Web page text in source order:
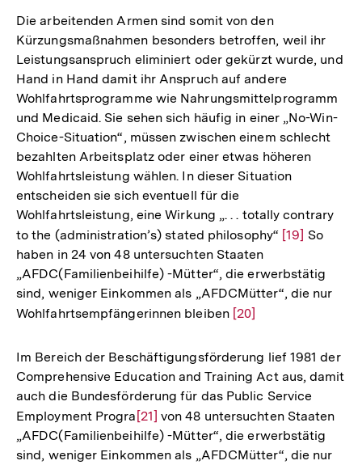
der
Fußnote
Die arbeitenden Armen sind somit von den
Kürzungsmaßnahmen besonders betroffen, weil ihr
Leistungsanspruch eliminiert oder gekürzt wurde, und
Hand in Hand damit ihr Anspruch auf andere
Wohlfahrtsprogramme wie Nahrungsmittelprogramm
und Medicaid. Sie sehen sich häufig in einer „No-Win-
Choice-Situation“, müssen zwischen einem schlecht
bezahlten Arbeitsplatz oder einer etwas höheren
Wohlfahrtsleistung wählen. In dieser Situation
entscheiden sie sich eventuell für die
Wohlfahrtsleistung, eine Wirkung „. . . totally contrary
to the (administration’s) stated philosophy“ Zur
der
Fußnote
[19] So
haben in 24 von 48 untersuchten Staaten
„AFDC(Familienbeihilfe) -Mütter“, die erwerbstätig
sind, weniger Einkommen als „AFDCMütter“, die nur
Wohlfahrtsempfängerinnen bleiben Zur
der
Fußnote
[20]
Im Bereich der Beschäftigungsförderung lief 1981 der
Comprehensive Education and Training Act aus, damit
auch die Bundesförderung für das Public Service
Employment Progra Zur
Auflösung
der
[21] von 48 untersuchten Staaten
„AFDC(Familienbeihilfe) -Mütter“, die erwerbstätig
sind, weniger Einkommen als „AFDCMütter“, die nur